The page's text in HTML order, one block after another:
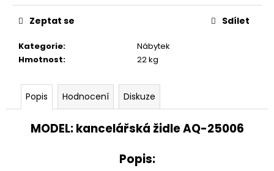
Kategorie:
Nábytek
Hmotnost: 22 kg
Zeptat se Sdílet
Popis Hodnocení Diskuze
MODEL: kancelářská židle AQ-25006
Popis:
č
u
e
m
KŘESLO
0949